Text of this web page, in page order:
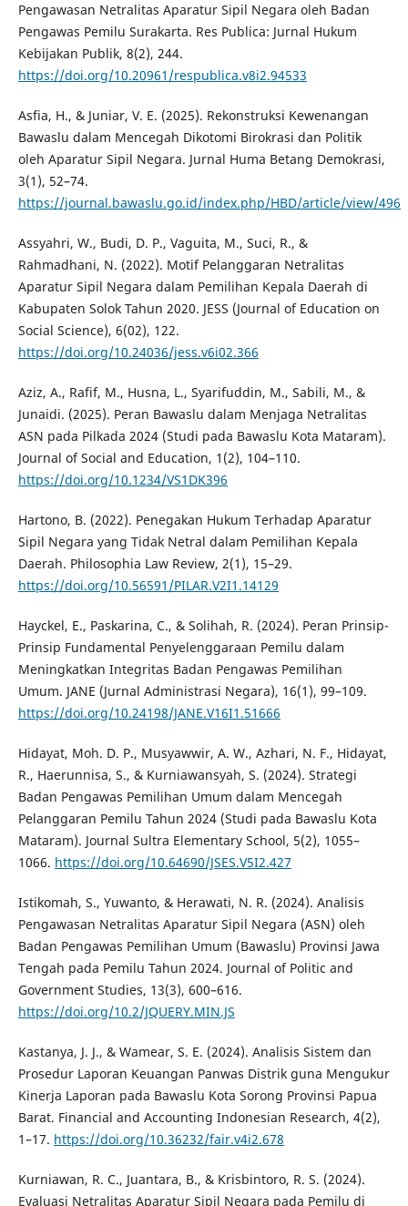
Pengawasan Netralitas Aparatur Sipil Negara oleh Badan
Pengawas Pemilu Surakarta. Res Publica: Jurnal Hukum
Kebijakan Publik, 8(2), 244.
https://doi.org/10.20961/respublica.v8i2.94533
Asfia, H., & Juniar, V. E. (2025). Rekonstruksi Kewenangan
Bawaslu dalam Mencegah Dikotomi Birokrasi dan Politik
oleh Aparatur Sipil Negara. Jurnal Huma Betang Demokrasi,
3(1), 52–74.
https://journal.bawaslu.go.id/index.php/HBD/article/view/496
Assyahri, W., Budi, D. P., Vaguita, M., Suci, R., &
Rahmadhani, N. (2022). Motif Pelanggaran Netralitas
Aparatur Sipil Negara dalam Pemilihan Kepala Daerah di
Kabupaten Solok Tahun 2020. JESS (Journal of Education on
Social Science), 6(02), 122.
https://doi.org/10.24036/jess.v6i02.366
Aziz, A., Rafif, M., Husna, L., Syarifuddin, M., Sabili, M., &
Junaidi. (2025). Peran Bawaslu dalam Menjaga Netralitas
ASN pada Pilkada 2024 (Studi pada Bawaslu Kota Mataram).
Journal of Social and Education, 1(2), 104–110.
https://doi.org/10.1234/VS1DK396
Hartono, B. (2022). Penegakan Hukum Terhadap Aparatur
Sipil Negara yang Tidak Netral dalam Pemilihan Kepala
Daerah. Philosophia Law Review, 2(1), 15–29.
https://doi.org/10.56591/PILAR.V2I1.14129
Hayckel, E., Paskarina, C., & Solihah, R. (2024). Peran Prinsip-
Prinsip Fundamental Penyelenggaraan Pemilu dalam
Meningkatkan Integritas Badan Pengawas Pemilihan
Umum. JANE (Jurnal Administrasi Negara), 16(1), 99–109.
https://doi.org/10.24198/JANE.V16I1.51666
Hidayat, Moh. D. P., Musyawwir, A. W., Azhari, N. F., Hidayat,
R., Haerunnisa, S., & Kurniawansyah, S. (2024). Strategi
Badan Pengawas Pemilihan Umum dalam Mencegah
Pelanggaran Pemilu Tahun 2024 (Studi pada Bawaslu Kota
Mataram). Journal Sultra Elementary School, 5(2), 1055–
1066. https://doi.org/10.64690/JSES.V5I2.427
Istikomah, S., Yuwanto, & Herawati, N. R. (2024). Analisis
Pengawasan Netralitas Aparatur Sipil Negara (ASN) oleh
Badan Pengawas Pemilihan Umum (Bawaslu) Provinsi Jawa
Tengah pada Pemilu Tahun 2024. Journal of Politic and
Government Studies, 13(3), 600–616.
https://doi.org/10.2/JQUERY.MIN.JS
Kastanya, J. J., & Wamear, S. E. (2024). Analisis Sistem dan
Prosedur Laporan Keuangan Panwas Distrik guna Mengukur
Kinerja Laporan pada Bawaslu Kota Sorong Provinsi Papua
Barat. Financial and Accounting Indonesian Research, 4(2),
1–17. https://doi.org/10.36232/fair.v4i2.678
Kurniawan, R. C., Juantara, B., & Krisbintoro, R. S. (2024).
Evaluasi Netralitas Aparatur Sipil Negara pada Pemilu di